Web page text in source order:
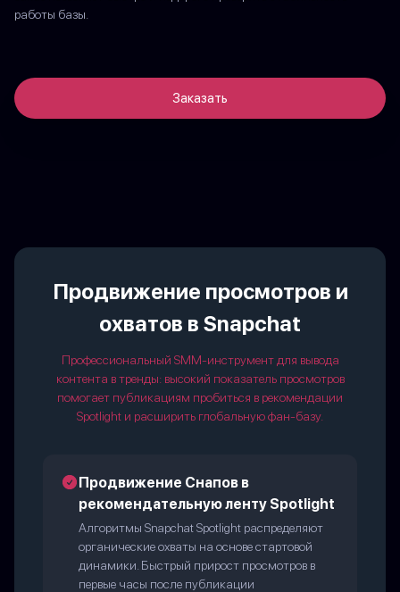
работы базы.
Заказать
Продвижение просмотров и
охватов в Snapchat
Профессиональный SMM-инструмент для вывода
контента в тренды: высокий показатель просмотров
помогает публикациям пробиться в рекомендации
Spotlight и расширить глобальную фан-базу.
Продвижение Снапов в
рекомендательную ленту Spotlight
Алгоритмы Snapchat Spotlight распределяют
органические охваты на основе стартовой
динамики. Быстрый прирост просмотров в
первые часы после публикации